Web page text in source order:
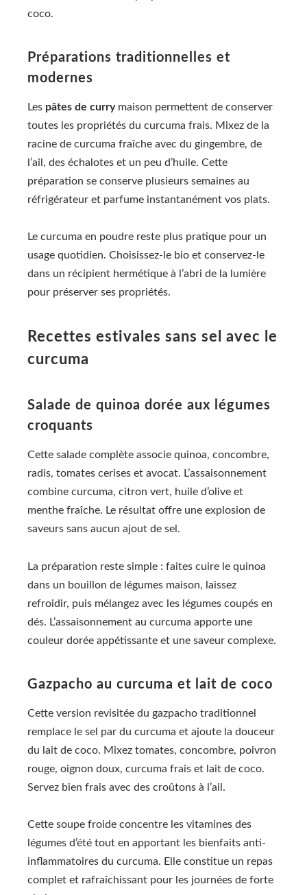
coco.
Préparations traditionnelles et
modernes
Les pâtes de currymaison permettent de conserver
toutes les propriétés du curcuma frais. Mixez de la
racine de curcuma fraîche avec du gingembre, de
l’ail, des échalotes et un peu d’huile. Cette
préparation se conserve plusieurs semaines au
réfrigérateur et parfume instantanément vos plats.
Le curcuma en poudre reste plus pratique pour un
usage quotidien. Choisissez-le bio et conservez-le
dans un récipient hermétique à l’abri de la lumière
pour préserver ses propriétés.
Recettes estivales sans sel avec le
curcuma
Salade de quinoa dorée aux légumes
croquants
Cette salade complète associe quinoa, concombre,
radis, tomates cerises et avocat. L’assaisonnement
combine curcuma, citron vert, huile d’olive et
menthe fraîche. Le résultat offre une explosion de
saveurs sans aucun ajout de sel.
La préparation reste simple : faites cuire le quinoa
dans un bouillon de légumes maison, laissez
refroidir, puis mélangez avec les légumes coupés en
dés. L’assaisonnement au curcuma apporte une
couleur dorée appétissante et une saveur complexe.
Gazpacho au curcuma et lait de coco
Cette version revisitée du gazpacho traditionnel
remplace le sel par du curcuma et ajoute la douceur
du lait de coco. Mixez tomates, concombre, poivron
rouge, oignon doux, curcuma frais et lait de coco.
Servez bien frais avec des croûtons à l’ail.
Cette soupe froide concentre les vitamines des
légumes d’été tout en apportant les bienfaits anti-
inflammatoires du curcuma. Elle constitue un repas
complet et rafraîchissant pour les journées de forte